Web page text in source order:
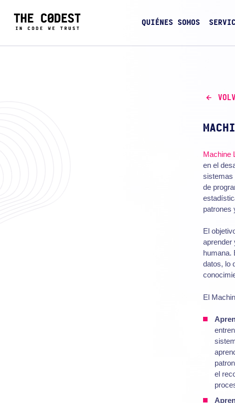
QUIÉNES SOMOS
Machine
en el
sistemas
de
patrones
El
aprender
humana.
datos, lo
El
el